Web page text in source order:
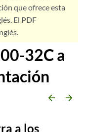
que ofrece esta
El PDF
32C a
arrow_backward arrow_forward
a los